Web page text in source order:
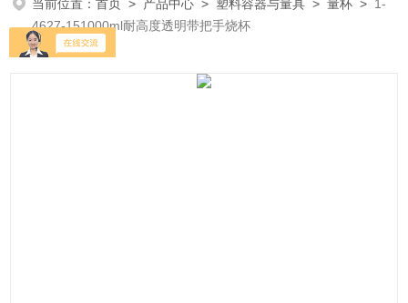
当前位置：首页 > 产品中心 > 塑料容器与量具 >量杯 > 1-
4627-151000ml耐高度透明带把手烧杯